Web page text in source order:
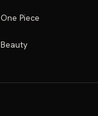
One Piece
Beauty